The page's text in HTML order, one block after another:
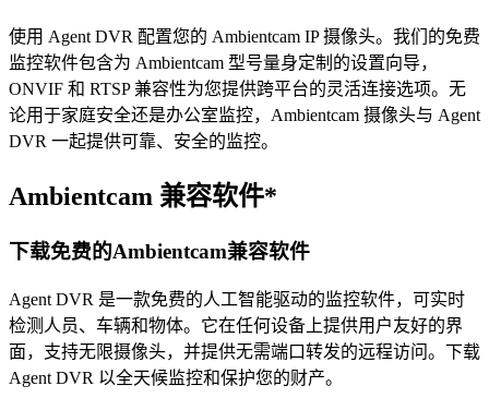
使用 Agent DVR 配置您的 Ambientcam IP 摄像头。我们的免费
监控软件包含为 Ambientcam 型号量身定制的设置向导，
ONVIF 和 RTSP 兼容性为您提供跨平台的灵活连接选项。无
论用于家庭安全还是办公室监控，Ambientcam 摄像头与 Agent
DVR 一起提供可靠、安全的监控。
Ambientcam 兼容软件*
下载免费的Ambientcam兼容软件
Agent DVR 是一款免费的人工智能驱动的监控软件，可实时
检测人员、车辆和物体。它在任何设备上提供用户友好的界
面，支持无限摄像头，并提供无需端口转发的远程访问。下载
Agent DVR 以全天候监控和保护您的财产。